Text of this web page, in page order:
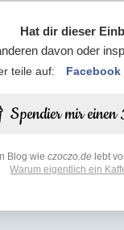
Hat dir dieser
davon oder
teile auf: Facebook
Blog wieczoczo.de lebt
Warum eigentlich ein